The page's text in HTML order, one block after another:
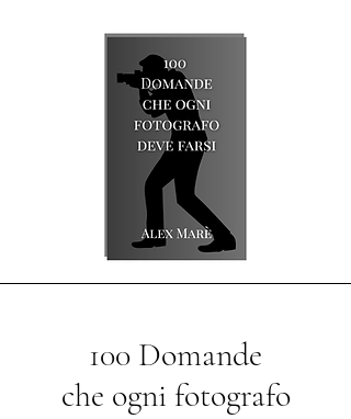
100 Domande
che ogni fotografo